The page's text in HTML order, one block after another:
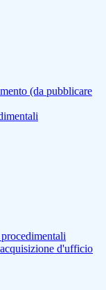
(da pubblicare
d'ufficio